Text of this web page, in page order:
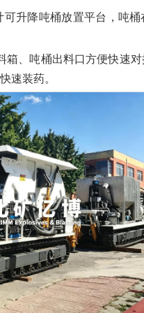
升降吨桶放置平台，吨
、吨桶出料口方便快速
速装药。